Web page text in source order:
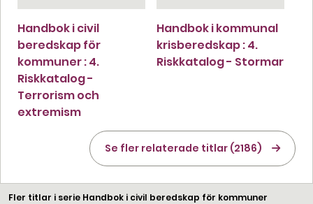
Handbok i civil
beredskap för
kommuner : 4.
Riskkatalog -
Terrorism och
extremism
Handbok i kommunal
krisberedskap : 4.
Riskkatalog - Stormar
Se fler relaterade titlar (2186)
Fler titlar i serie Handbok i civil beredskap för kommuner